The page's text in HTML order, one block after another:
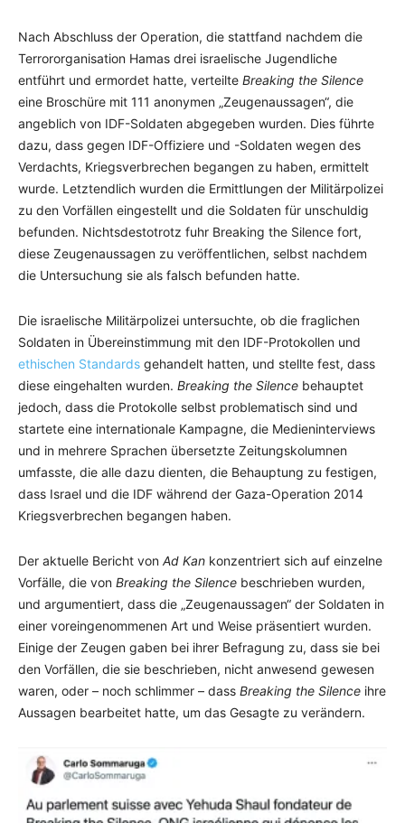
Nach Abschluss der Operation, die stattfand nachdem die
Terrororganisation Hamas drei israelische Jugendliche
entführt und ermordet hatte, verteilte Breaking the Silence
eine Broschüre mit 111 anonymen „Zeugenaussagen“, die
angeblich von IDF-Soldaten abgegeben wurden. Dies führte
dazu, dass gegen IDF-Offiziere und -Soldaten wegen des
Verdachts, Kriegsverbrechen begangen zu haben, ermittelt
wurde. Letztendlich wurden die Ermittlungen der Militärpolizei
zu den Vorfällen eingestellt und die Soldaten für unschuldig
befunden. Nichtsdestotrotz fuhr Breaking the Silence fort,
diese Zeugenaussagen zu veröffentlichen, selbst nachdem
die Untersuchung sie als falsch befunden hatte.
Die israelische Militärpolizei untersuchte, ob die fraglichen
Soldaten in Übereinstimmung mit den IDF-Protokollen und
ethischen Standards gehandelt hatten, und stellte fest, dass
diese eingehalten wurden. Breaking the Silence behauptet
jedoch, dass die Protokolle selbst problematisch sind und
startete eine internationale Kampagne, die Medieninterviews
und in mehrere Sprachen übersetzte Zeitungskolumnen
umfasste, die alle dazu dienten, die Behauptung zu festigen,
dass Israel und die IDF während der Gaza-Operation 2014
Kriegsverbrechen begangen haben.
Der aktuelle Bericht von Ad Kan konzentriert sich auf einzelne
Vorfälle, die von Breaking the Silence beschrieben wurden,
und argumentiert, dass die „Zeugenaussagen“ der Soldaten in
einer voreingenommenen Art und Weise präsentiert wurden.
Einige der Zeugen gaben bei ihrer Befragung zu, dass sie bei
den Vorfällen, die sie beschrieben, nicht anwesend gewesen
waren, oder – noch schlimmer – dass Breaking the Silence ihre
Aussagen bearbeitet hatte, um das Gesagte zu verändern.